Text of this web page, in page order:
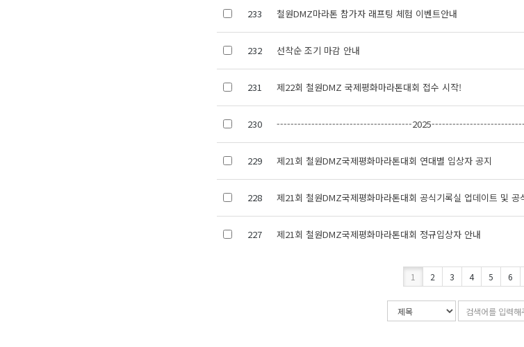
233 철원DMZ마라톤 참가자 래프팅 체험 이벤트안내
232 선착순 조기 마감 안내
231 제22회 철원DMZ 국제평화마라톤대회 접수 시작!
230 ---------------------------------------
229 제21회 철원DMZ국제평화마라톤대회 연대별 입상자 공지
228 제21회 철원DMZ국제평화마라톤대회 공식기록실 업데이트 및 공
227 제21회 철원DMZ국제평화마라톤대회 정규입상자 안내
1 2 3 4 5 6
검
색
검
색